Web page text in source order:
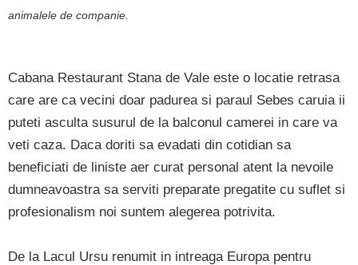
animalele de companie.
Cabana Restaurant Stana de Vale este o locatie retrasa
care are ca vecini doar padurea si paraul Sebes caruia ii
puteti asculta susurul de la balconul camerei in care va
veti caza. Daca doriti sa evadati din cotidian sa
beneficiati de liniste aer curat personal atent la nevoile
dumneavoastra sa serviti preparate pregatite cu suflet si
profesionalism noi suntem alegerea potrivita.
De la Lacul Ursu renumit in intreaga Europa pentru